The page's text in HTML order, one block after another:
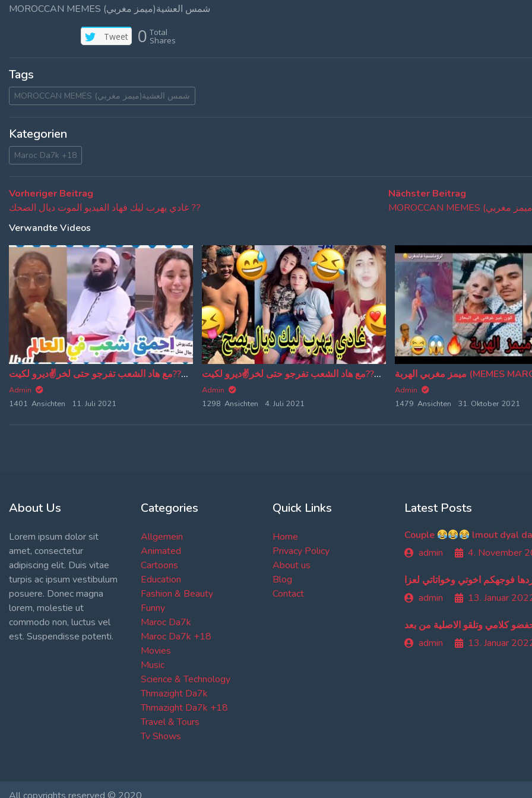
MOROCCAN MEMES (ميمز مغربي)شمس العشية
Tweet 0 Total
Shares
Tags
MOROCCAN MEMES (ميمز مغربي)شمس العشية
Kategorien
Maroc Da7k +18
Beitragsnavigation
Vorheriger Beitrag
Beitrag:
غادي يهرب ليك فهاد الفيديو الموت ديال الضحك ??
Nächster Beitrag
Beitrag:
Verwandte Videos
الموت ديال الضحك??مع هاد الشعب تفرجو حتى لخر✌ديرو لكيت?MOROCCAN MEMES (ميمز مغربي)
Admin
1401 Ansichten
11. Juli 2021
الموت ديال الضحك??مع هاد الشعب تفرجو حتى لخر✌ديرو لكيت?
Admin
1298 Ansichten
4. Juli 2021
Admin
1479 Ansichten
31. Oktober 2021
About Us
Lorem ipsum dolor sit
amet, consectetur
adipiscing elit. Duis vitae
turpis ac ipsum vestibulum
posuere. Donec magna
lorem, molestie ut
commodo non, luctus vel
est. Suspendisse potenti.
Categories
Allgemein
Animated
Cartoons
Education
Fashion & Beauty
Funny
Maroc Da7k
Maroc Da7k +18
Movies
Music
Science & Technology
Thmazight Da7k
Thmazight Da7k +18
Travel & Tours
Tv Shows
Quick Links
Home
Privacy Policy
About us
Blog
Contact
Latest Posts
Couple
admin
4. November
فوجهكم اخوتي وخواتاتي لعزا
admin
13. Januar
كلامي وتلقو الاصلية من بعد
admin
13. Januar